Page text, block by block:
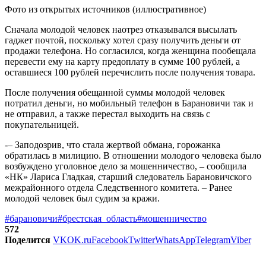
Фото из открытых источников (иллюстративное)
Сначала молодой человек наотрез отказывался высылать
гаджет почтой, поскольку хотел сразу получить деньги от
продажи телефона. Но согласился, когда женщина пообещала
перевести ему на карту предоплату в сумме 100 рублей, а
оставшиеся 100 рублей перечислить после получения товара.
После получения обещанной суммы молодой человек
потратил деньги, но мобильный телефон в Барановичи так и
не отправил, а также перестал выходить на связь с
покупательницей.
-– Заподозрив, что стала жертвой обмана, горожанка
обратилась в милицию. В отношении молодого человека было
возбуждено уголовное дело за мошенничество, – сообщила
«НК» Лариса Гладкая, старший следователь Барановичского
межрайонного отдела Следственного комитета. – Ранее
молодой человек был судим за кражи.
#барановичи#брестская_область#мошенничество
572
Поделится VKOK.ruFacebookTwitterWhatsAppTelegramViber